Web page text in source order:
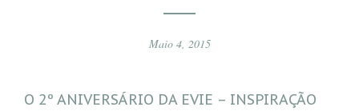
Maio 4, 2015
O 2º ANIVERSÁRIO DA EVIE – INSPIRAÇÃO